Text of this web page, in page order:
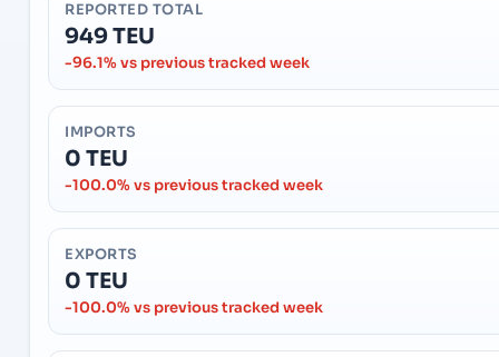
REPORTED TOTAL
949 TEU
-96.1% vs previous tracked week
IMPORTS
0 TEU
-100.0% vs previous tracked week
EXPORTS
0 TEU
-100.0% vs previous tracked week